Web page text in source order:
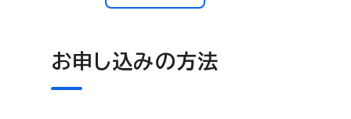
お申し込みの方法